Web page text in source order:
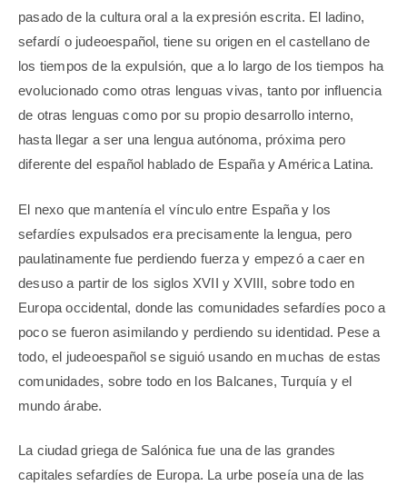
pasado de la cultura oral a la expresión escrita. El ladino,
sefardí o judeoespañol, tiene su origen en el castellano de
los tiempos de la expulsión, que a lo largo de los tiempos ha
evolucionado como otras lenguas vivas, tanto por influencia
de otras lenguas como por su propio desarrollo interno,
hasta llegar a ser una lengua autónoma, próxima pero
diferente del español hablado de España y América Latina.
El nexo que mantenía el vínculo entre España y los
sefardíes expulsados era precisamente la lengua, pero
paulatinamente fue perdiendo fuerza y empezó a caer en
desuso a partir de los siglos XVII y XVIII, sobre todo en
Europa occidental, donde las comunidades sefardíes poco a
poco se fueron asimilando y perdiendo su identidad. Pese a
todo, el judeoespañol se siguió usando en muchas de estas
comunidades, sobre todo en los Balcanes, Turquía y el
mundo árabe.
La ciudad griega de Salónica fue una de las grandes
capitales sefardíes de Europa. La urbe poseía una de las